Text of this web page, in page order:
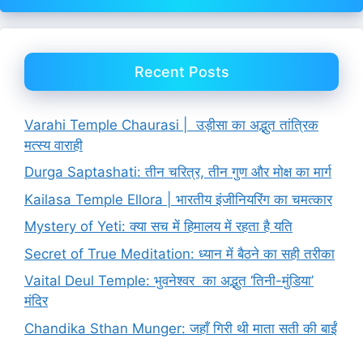
Recent Posts
Varahi Temple Chaurasi | उड़ीसा का अद्भुत तांत्रिक
मत्स्य वाराही
Durga Saptashati: तीन चरित्र, तीन गुण और मोक्ष का मार्ग
Kailasa Temple Ellora | भारतीय इंजीनियरिंग का चमत्कार
Mystery of Yeti: क्या सच में हिमालय में रहता है यति
Secret of True Meditation: ध्यान में बैठने का सही तरीका
Vaital Deul Temple: भुवनेश्वर का अद्भुत ‘तिनी-मुंडिया’
मंदिर
Chandika Sthan Munger: जहाँ गिरी थी माता सती की बाईं